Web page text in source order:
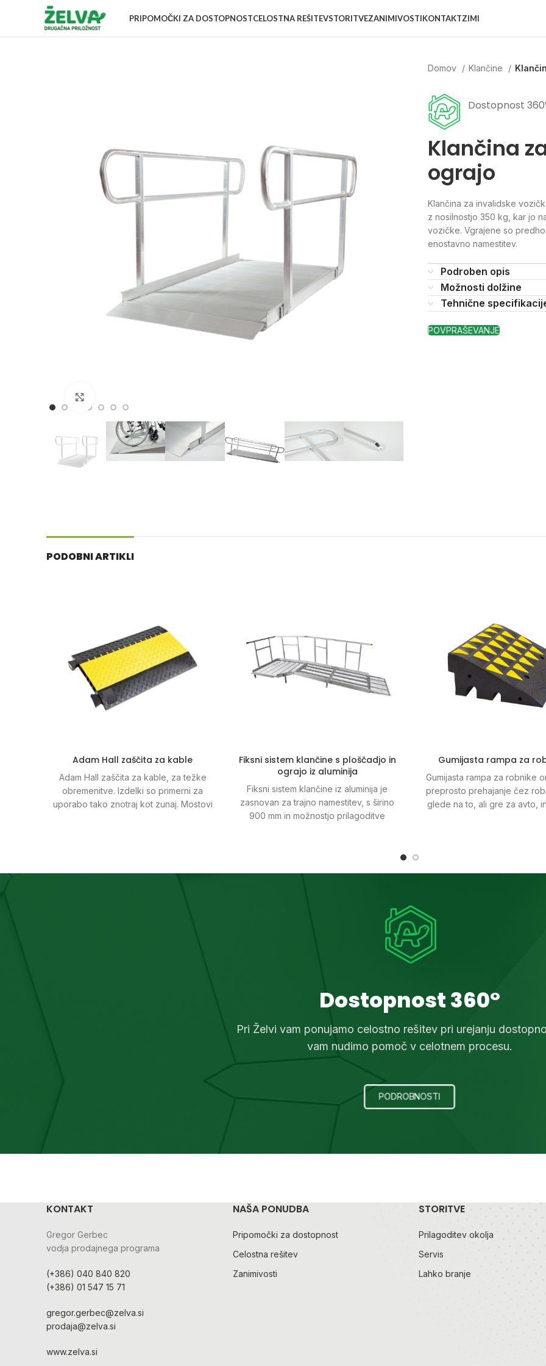
PRIPOMOČKI ZA DOSTOPNOSTCELOSTNA REŠITEVSTORITVEZANIMIVOSTIKONTAKTZIMI
Domov Klančine
Dostopnost
Klančina
ograjo
Klančina za invalidske
z nosilnostjo 350 kg, kar jo
vozičke. Vgrajene so
enostavno namestitev.
Podroben opis
Možnosti dolžine
Tehnične
POVPRAŠEVANJE
PODOBNI ARTIKLI
Adam Hall zaščita za kable
Adam Hall zaščita za kable, za težke
obremenitve. Izdelki so primerni za
uporabo tako znotraj kot zunaj. Mostovi
Fiksni sistem klančine s ploščadjo in
ograjo iz aluminija
Fiksni sistem klančine iz aluminija je
zasnovan za trajno namestitev, s širino
900 mm in možnostjo prilagoditve
Gumijasta rampa za
Gumijasta rampa za robnike
preprosto prehajanje čez
glede na to, ali gre za avto,
Dostopnost 360°
Pri Želvi vam ponujamo celostno rešitev pri urejanju
vam nudimo pomoč v celotnem procesu.
PODROBNOSTI
KONTAKT
Gregor Gerbec
vodja prodajnega programa
(+386) 040 840 820
(+386) 01 547 15 71
gregor.gerbec@zelva.si
prodaja@zelva.si
www.zelva.si
NAŠA PONUDBA
Pripomočki za dostopnost
Celostna rešitev
Zanimivosti
STORITVE
Prilagoditev okolja
Servis
Lahko branje